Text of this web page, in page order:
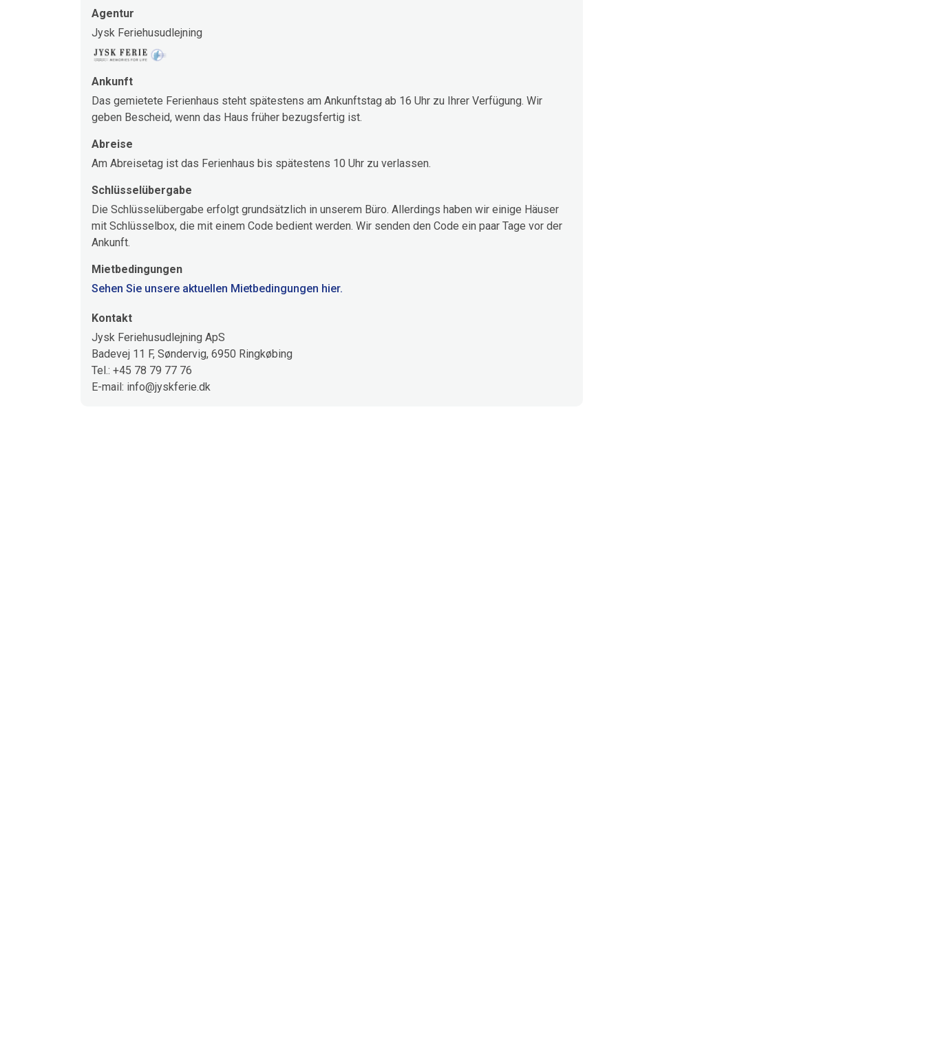
Agentur
Jysk Feriehusudlejning
Ankunft
Das gemietete Ferienhaus steht spätestens am Ankunftstag ab 16 Uhr zu Ihrer Verfügung. Wir
geben Bescheid, wenn das Haus früher bezugsfertig ist.
Abreise
Am Abreisetag ist das Ferienhaus bis spätestens 10 Uhr zu verlassen.
Schlüsselübergabe
Die Schlüsselübergabe erfolgt grundsätzlich in unserem Büro. Allerdings haben wir einige Häuser
mit Schlüsselbox, die mit einem Code bedient werden. Wir senden den Code ein paar Tage vor der
Ankunft.
Mietbedingungen
Sehen Sie unsere aktuellen Mietbedingungen hier.
Kontakt
Jysk Feriehusudlejning ApS
Badevej 11 F, Søndervig, 6950 Ringkøbing
Tel.: +45 78 79 77 76
E-mail: info@jyskferie.dk